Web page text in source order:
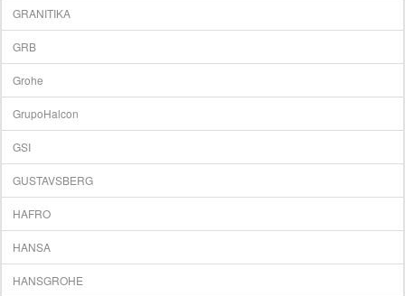
GRANITIKA
GRB
Grohe
GrupoHalcon
GSI
GUSTAVSBERG
HAFRO
HANSA
HANSGROHE